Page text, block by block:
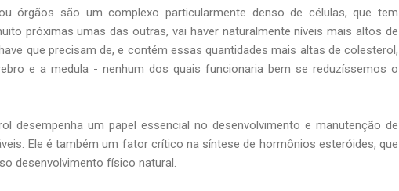
órgãos são um complexo particularmente denso de células, que tem
próximas umas das outras, vai haver naturalmente níveis mais altos de
que precisam de, e contém essas quantidades mais altas de colesterol,
e a medula - nenhum dos quais funcionaria bem se reduzíssemos o
desempenha um papel essencial no desenvolvimento e manutenção de
Ele é também um fator crítico na síntese de hormônios esteróides, que
desenvolvimento físico natural.